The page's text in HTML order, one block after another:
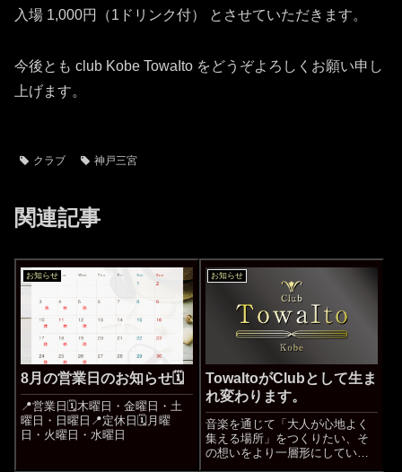
入場 1,000円（1ドリンク付） とさせていただきます。
今後とも club Kobe TowaIto をどうぞよろしくお願い申し
上げます。
クラブ 神戸三宮
関連記事
お知らせ
8月の営業日のお知らせ🗓️
📍営業日🗓️木曜日・金曜日・土
曜日・日曜日📍定休日🗓️月曜
日・火曜日・水曜日
お知らせ
TowaItoがClubとして生ま
れ変わります。
音楽を通じて「大人が心地よく
集える場所」をつくりたい、そ
の想いをより一層形にしていく